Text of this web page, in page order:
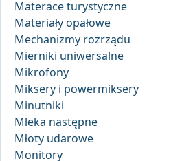
Materace turystyczne
Materiały opałowe
Mechanizmy rozrządu
Mierniki uniwersalne
Mikrofony
Miksery i powermiksery
Minutniki
Mleka następne
Młoty udarowe
Monitory